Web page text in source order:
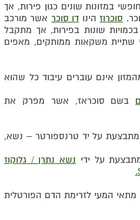
במזונות שונים כגון פירות, אך
סוכרוזהינו דו סוכר אשר מורכב
שונות בפירות, אך מתקבל
שתיית משקאות ממותקים, מאפים
אינם עוברים עיבוד כל שהוא
בשם סוכראז, אשר מפרק את
על יד טרנספורטר – נשא,
על ידי נשא נתרן / גלוקוז
המעי לזרימת הדם הפורטלית